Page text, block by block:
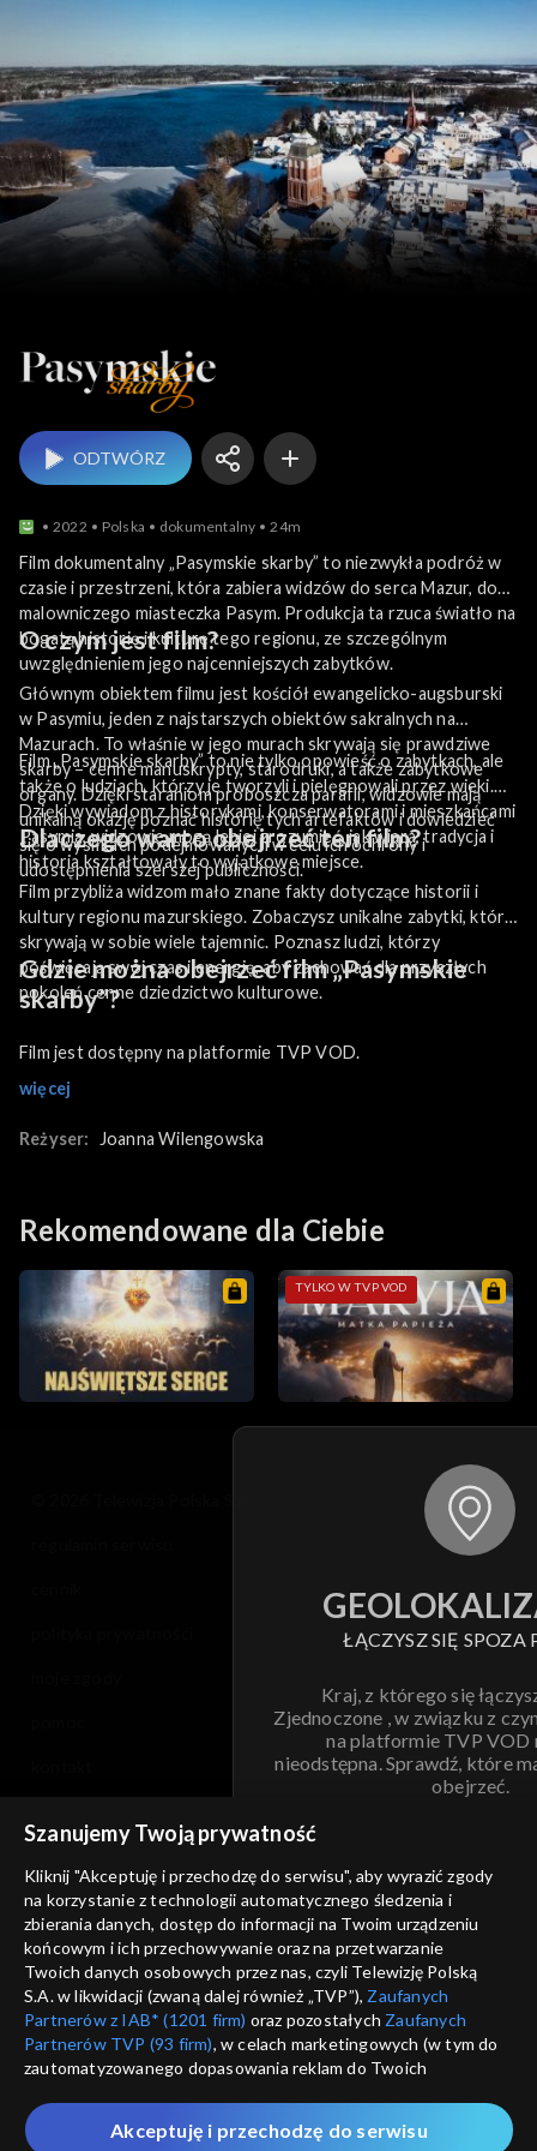
Pasymskie skarby
ODTWÓRZ
2022 Polska dokumentalny 24m
Film dokumentalny „Pasymskie skarby” to niezwykła podróż w
czasie i przestrzeni, która zabiera widzów do serca Mazur, do
malowniczego miasteczka Pasym. Produkcja ta rzuca światło na
bogatą historię i kulturę tego regionu, ze szczególnym
uwzględnieniem jego najcenniejszych zabytków.
O czym jest film?
Głównym obiektem filmu jest kościół ewangelicko-augsburski
w Pasymiu, jeden z najstarszych obiektów sakralnych na
Mazurach. To właśnie w jego murach skrywają się prawdziwe
skarby – cenne manuskrypty, starodruki, a także zabytkowe
organy. Dzięki staraniom proboszcza parafii, widzowie mają
unikalną okazję poznać historię tych artefaktów i dowiedzieć
się o wysiłkach podejmowanych w celu ich ochrony i
udostępnienia szerszej publiczności.
Film „Pasymskie skarby” to nie tylko opowieść o zabytkach, ale
także o ludziach, którzy je tworzyli i pielęgnowali przez wieki.
Dzięki wywiadom z historykami, konserwatorami i mieszkańcami
Pasymia, widzowie mogą lepiej zrozumieć, jak wiara, tradycja i
historia kształtowały to wyjątkowe miejsce.
Dlaczego warto obejrzeć ten film?
Film przybliża widzom mało znane fakty dotyczące historii i
kultury regionu mazurskiego. Zobaczysz unikalne zabytki, które
skrywają w sobie wiele tajemnic. Poznasz ludzi, którzy
poświęcają swój czas i energię, aby zachować dla przyszłych
pokoleń cenne dziedzictwo kulturowe.
Gdzie można obejrzeć film „Pasymskie
skarby”?
Film jest dostępny na platformie TVP VOD.
więcej
Reżyser: Joanna Wilengowska
Rekomendowane dla Ciebie
TYLKO W TVP VOD
ŁĄCZYSZ SIĘ SPOZA
Kraj, z którego się
Zjednoczone , w związku z
na platformie TVP VOD
nieodstępna. Sprawdź, które
obejrzeć.
ANULUJ
informacje o dostawcy usług
Szanujemy Twoją prywatność
Kliknij "Akceptuję i przechodzę do serwisu", aby wyrazić zgody
na korzystanie z technologii automatycznego śledzenia i
zbierania danych, dostęp do informacji na Twoim urządzeniu
końcowym i ich przechowywanie oraz na przetwarzanie
Twoich danych osobowych przez nas, czyli Telewizję Polską
S.A. w likwidacji (zwaną dalej również „TVP”), Zaufanych
Partnerów z IAB* (1201 firm) oraz pozostałych Zaufanych
Partnerów TVP (93 firm), w celach marketingowych (w tym do
zautomatyzowanego dopasowania reklam do Twoich
które wskazujemy poniżej, a także zgody na udostępnianie
przez nas identyfikatora PPID do Google.
Akceptuję i przechodzę do serwisu